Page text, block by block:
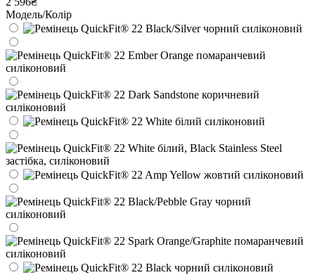
Модель/Колір